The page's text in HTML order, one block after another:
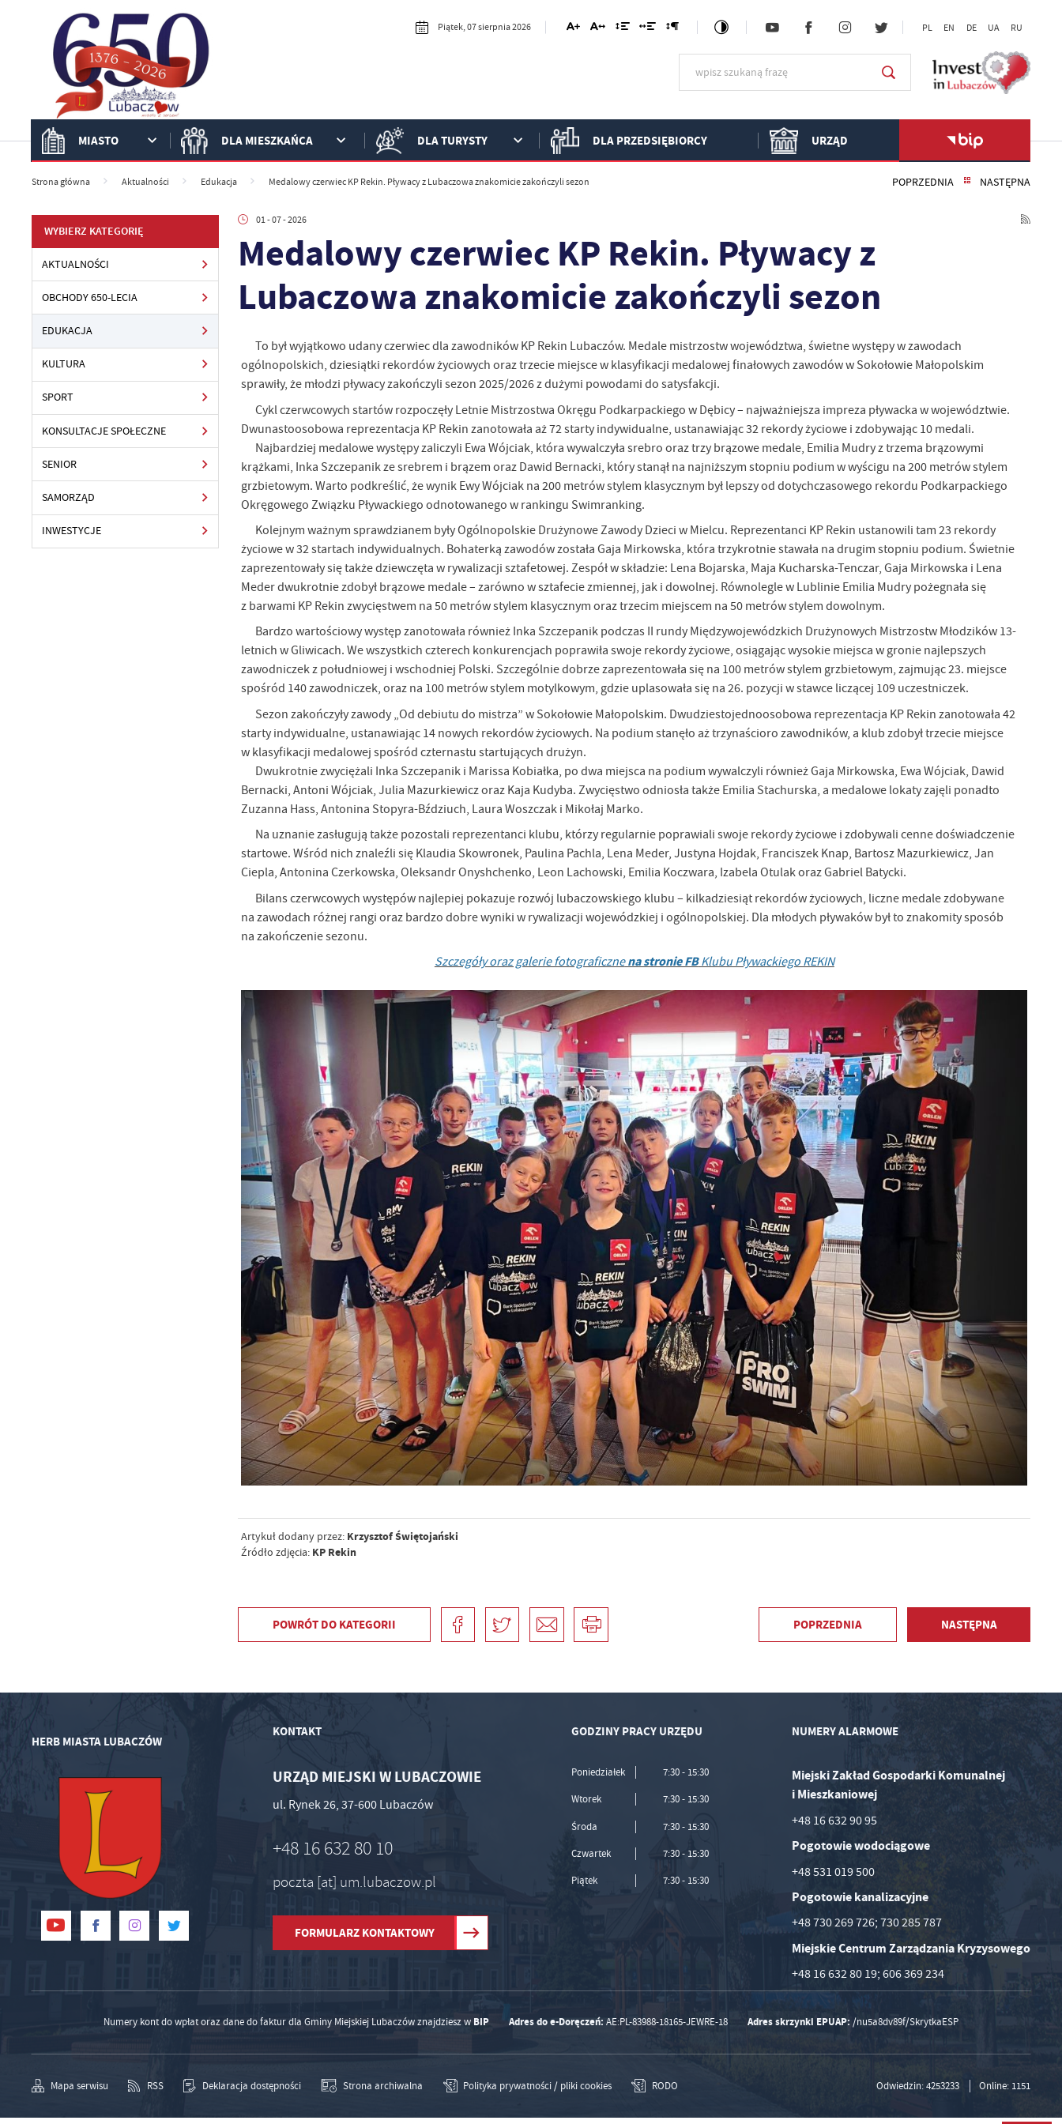
Piątek, 07 sierpnia 2026 PL EN DE UA RU
MIASTO DLA MIESZKAŃCA DLA TURYSTY DLA PRZEDSIĘBIORCY URZĄD
Strona główna Aktualności Edukacja Medalowy czerwiec KP Rekin. Pływacy z Lubaczowa znakomicie zakończyli sezon POPRZEDNIA NASTĘPNA
WYBIERZ KATEGORIĘ
AKTUALNOŚCI
OBCHODY 650-LECIA
EDUKACJA
KULTURA
SPORT
KONSULTACJE SPOŁECZNE
SENIOR
SAMORZĄD
INWESTYCJE
01 - 07 - 2026
Medalowy czerwiec KP Rekin. Pływacy z
Lubaczowa znakomicie zakończyli sezon
To był wyjątkowo udany czerwiec dla zawodników KP Rekin Lubaczów. Medale mistrzostw województwa, świetne występy w zawodach
ogólnopolskich, dziesiątki rekordów życiowych oraz trzecie miejsce w klasyfikacji medalowej finałowych zawodów w Sokołowie Małopolskim
sprawiły, że młodzi pływacy zakończyli sezon 2025/2026 z dużymi powodami do satysfakcji.
Cykl czerwcowych startów rozpoczęły Letnie Mistrzostwa Okręgu Podkarpackiego w Dębicy – najważniejsza impreza pływacka w województwie.
Dwunastoosobowa reprezentacja KP Rekin zanotowała aż 72 starty indywidualne, ustanawiając 32 rekordy życiowe i zdobywając 10 medali.
Najbardziej medalowe występy zaliczyli Ewa Wójciak, która wywalczyła srebro oraz trzy brązowe medale, Emilia Mudry z trzema brązowymi
krążkami, Inka Szczepanik ze srebrem i brązem oraz Dawid Bernacki, który stanął na najniższym stopniu podium w wyścigu na 200 metrów stylem
grzbietowym. Warto podkreślić, że wynik Ewy Wójciak na 200 metrów stylem klasycznym był lepszy od dotychczasowego rekordu Podkarpackiego
Okręgowego Związku Pływackiego odnotowanego w rankingu Swimranking.
Kolejnym ważnym sprawdzianem były Ogólnopolskie Drużynowe Zawody Dzieci w Mielcu. Reprezentanci KP Rekin ustanowili tam 23 rekordy
życiowe w 32 startach indywidualnych. Bohaterką zawodów została Gaja Mirkowska, która trzykrotnie stawała na drugim stopniu podium. Świetnie
zaprezentowały się także dziewczęta w rywalizacji sztafetowej. Zespół w składzie: Lena Bojarska, Maja Kucharska-Tenczar, Gaja Mirkowska i Lena
Meder dwukrotnie zdobył brązowe medale – zarówno w sztafecie zmiennej, jak i dowolnej. Równolegle w Lublinie Emilia Mudry pożegnała się
z barwami KP Rekin zwycięstwem na 50 metrów stylem klasycznym oraz trzecim miejscem na 50 metrów stylem dowolnym.
Bardzo wartościowy występ zanotowała również Inka Szczepanik podczas II rundy Międzywojewódzkich Drużynowych Mistrzostw Młodzików 13-
letnich w Gliwicach. We wszystkich czterech konkurencjach poprawiła swoje rekordy życiowe, osiągając wysokie miejsca w gronie najlepszych
zawodniczek z południowej i wschodniej Polski. Szczególnie dobrze zaprezentowała się na 100 metrów stylem grzbietowym, zajmując 23. miejsce
spośród 140 zawodniczek, oraz na 100 metrów stylem motylkowym, gdzie uplasowała się na 26. pozycji w stawce liczącej 109 uczestniczek.
Sezon zakończyły zawody „Od debiutu do mistrza” w Sokołowie Małopolskim. Dwudziestojednoosobowa reprezentacja KP Rekin zanotowała 42
starty indywidualne, ustanawiając 14 nowych rekordów życiowych. Na podium stanęło aż trzynaścioro zawodników, a klub zdobył trzecie miejsce
w klasyfikacji medalowej spośród czternastu startujących drużyn.
Dwukrotnie zwyciężali Inka Szczepanik i Marissa Kobiałka, po dwa miejsca na podium wywalczyli również Gaja Mirkowska, Ewa Wójciak, Dawid
Bernacki, Antoni Wójciak, Julia Mazurkiewicz oraz Kaja Kudyba. Zwycięstwo odniosła także Emilia Stachurska, a medalowe lokaty zajęli ponadto
Zuzanna Hass, Antonina Stopyra-Bździuch, Laura Woszczak i Mikołaj Marko.
Na uznanie zasługują także pozostali reprezentanci klubu, którzy regularnie poprawiali swoje rekordy życiowe i zdobywali cenne doświadczenie
startowe. Wśród nich znaleźli się Klaudia Skowronek, Paulina Pachla, Lena Meder, Justyna Hojdak, Franciszek Knap, Bartosz Mazurkiewicz, Jan
Ciepla, Antonina Czerkowska, Oleksandr Onyshchenko, Leon Lachowski, Emilia Koczwara, Izabela Otulak oraz Gabriel Batycki.
Bilans czerwcowych występów najlepiej pokazuje rozwój lubaczowskiego klubu – kilkadziesiąt rekordów życiowych, liczne medale zdobywane
na zawodach różnej rangi oraz bardzo dobre wyniki w rywalizacji wojewódzkiej i ogólnopolskiej. Dla młodych pływaków był to znakomity sposób
na zakończenie sezonu.
Szczegóły oraz galerie fotograficznena stronie FBKlubu Pływackiego REKIN
Artykuł dodany przez: Krzysztof Świętojański
Źródło zdjęcia: KP Rekin
POWRÓT DO KATEGORII POPRZEDNIA NASTĘPNA
HERB MIASTA LUBACZÓW
KONTAKT
URZĄD MIEJSKI W LUBACZOWIE
ul. Rynek 26, 37-600 Lubaczów
+48 16 632 80 10
poczta [at] um.lubaczow.pl
FORMULARZ KONTAKTOWY
GODZINY PRACY URZĘDU
Poniedziałek 7:30 - 15:30
Wtorek 7:30 - 15:30
Środa 7:30 - 15:30
Czwartek 7:30 - 15:30
Piątek 7:30 - 15:30
NUMERY ALARMOWE
Miejski Zakład Gospodarki Komunalnej
i Mieszkaniowej
+48 16 632 90 95
Pogotowie wodociągowe
+48 531 019 500
Pogotowie kanalizacyjne
+48 730 269 726; 730 285 787
Miejskie Centrum Zarządzania Kryzysowego
+48 16 632 80 19; 606 369 234
Numery kont do wpłat oraz dane do faktur dla Gminy Miejskiej Lubaczów znajdziesz w BIP Adres do e-Doręczeń: AE:PL-83988-18165-JEWRE-18 Adres skrzynki EPUAP: /nu5a8dv89f/SkrytkaESP
Mapa serwisu RSS Deklaracja dostępności Strona archiwalna Polityka prywatności / pliki cookies RODO Odwiedzin: 4253233 Online: 1151